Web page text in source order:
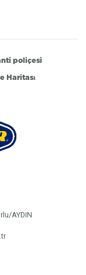
poliçesi
Haritası
AYDIN